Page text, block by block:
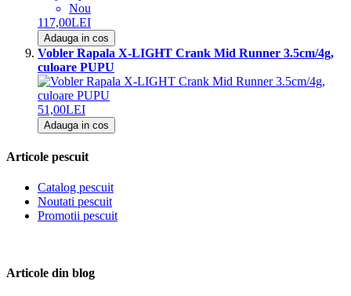
Nou
117,00LEI
Adauga in cos
Vobler Rapala X-LIGHT Crank Mid Runner 3.5cm/4g,
culoare PUPU
51,00LEI
Adauga in cos
Articole pescuit
Catalog pescuit
Noutati pescuit
Promotii pescuit
Articole din blog